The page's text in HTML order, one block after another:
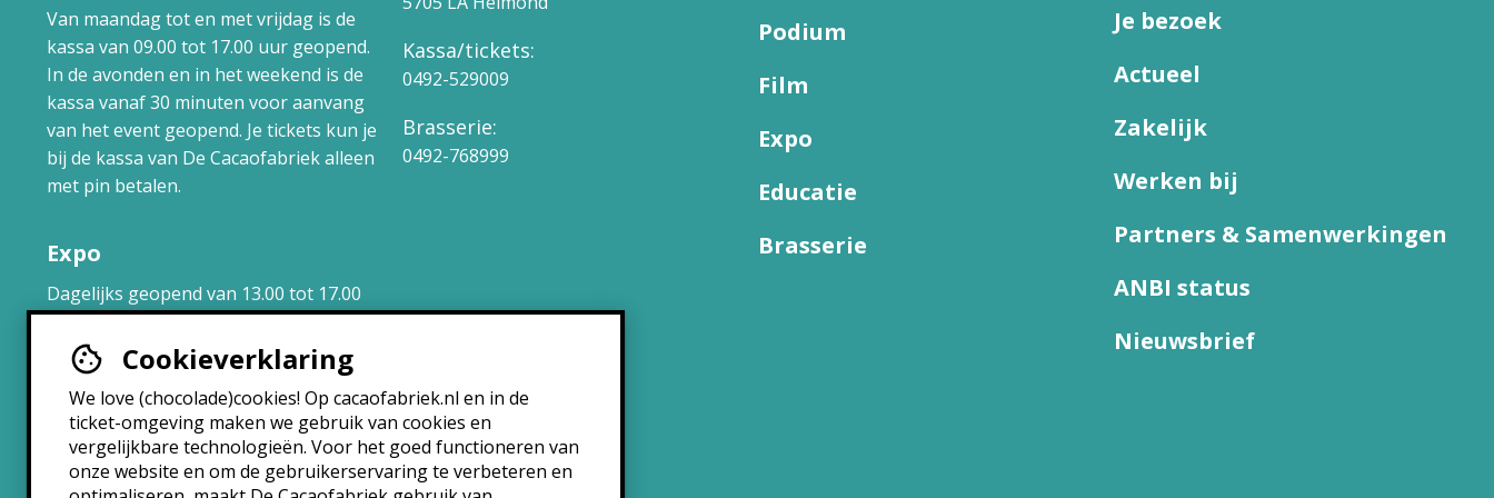
Cookieverklaring
We love (chocolade)cookies! Op cacaofabriek.nl en in de
ticket-omgeving maken we gebruik van cookies en
vergelijkbare technologieën. Voor het goed functioneren van
onze website en om de gebruikerservaring te verbeteren en
Van maandag tot en met vrijdag is de
kassa van 09.00 tot 17.00 uur geopend.
In de avonden en in het weekend is de
kassa vanaf 30 minuten voor aanvang
van het event geopend. Je tickets kun je
bij de kassa van De Cacaofabriek alleen
met pin betalen.
Expo
Dagelijks geopend van 13.00 tot 17.00
uur.
Brasserie
Maandag: 10:30 – 22:30
Dinsdag: 10:30 – 22:30
Woensdag: 10:30 – 22:30
Kassa/tickets:
0492-529009
Brasserie:
0492-768999
Podium
Film
Expo
Educatie
Brasserie
Je bezoek
Actueel
Zakelijk
Werken bij
Partners & Samenwerkingen
ANBI status
Nieuwsbrief